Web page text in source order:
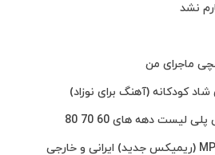
نشد
ماجرای من
کودکانه (آهنگ برای نوزاد)
لیست دهه های 60 70 80